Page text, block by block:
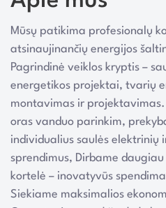
Mūsų patikima profesionalų
atsinaujinančių energijos
Pagrindinė veiklos kryptis –
energetikos projektai, tvarių
montavimas ir
oras vanduo parinkim,
individualius saulės elektrinių
sprendimus, Dirbame
kortelė – inovatyvūs
Siekiame maksimalios